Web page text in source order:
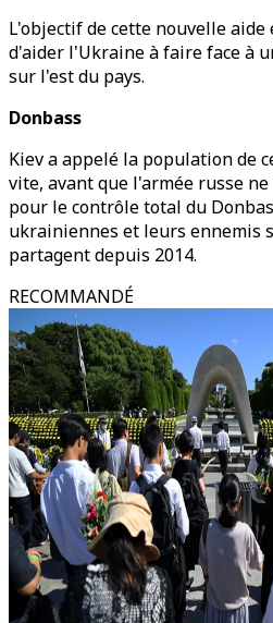
L'objectif de cette nouvelle aide
d'aider l'Ukraine à faire face à
sur l'est du pays.
Donbass
Kiev a appelé la population de
vite, avant que l'armée russe
pour le contrôle total du
ukrainiennes et leurs ennemis
partagent depuis 2014.
RECOMMANDÉ